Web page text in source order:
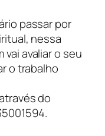
passar por
nessa
avaliar o seu
o trabalho
do